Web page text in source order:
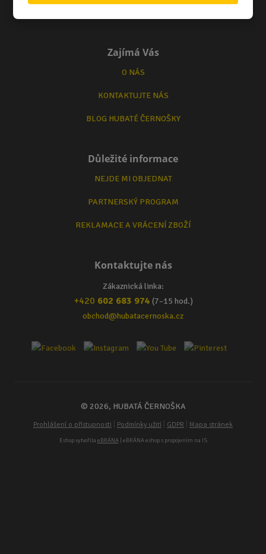
Zajímá Vás
O NÁS
KONTAKTUJTE NÁS
BLOG HUBATÉ ČERNOŠKY
Důležité informace
NEJDE MI OBJEDNAT
PARTNERSKÝ PROGRAM
REKLAMACE A VRÁCENÍ ZBOŽÍ
Kontaktujte nás
Zákaznická linka:
+420 602 683 974 (7–15 hod.)
obchod@hubatacernoska.cz
© 2026, HUBATÁ ČERNOŠKA
Prohlášení o přístupnosti Podmínky užití GDPR Mapa stránek
Eshop vytvořila eBRÁNA| eBRÁNA eshop s propojením na IS